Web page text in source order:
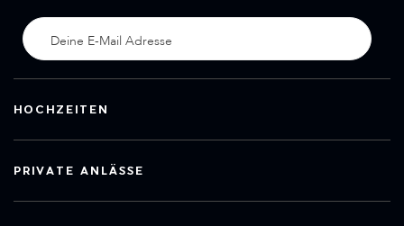
HOCHZEITEN
PRIVATE ANLÄSSE